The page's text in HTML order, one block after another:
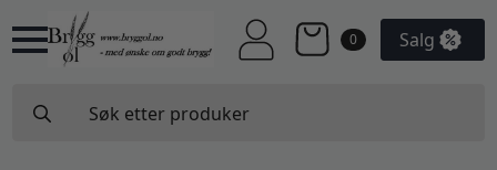
0 Salg
for: